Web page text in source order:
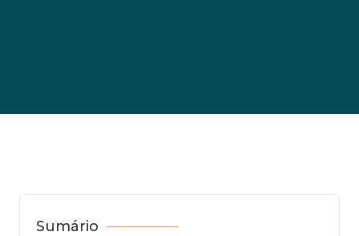
Sumário